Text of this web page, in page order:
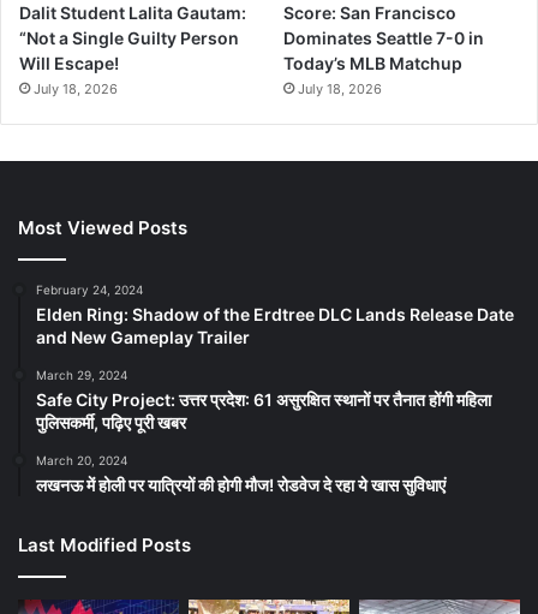
Dalit Student Lalita Gautam:
“Not a Single Guilty Person
Will Escape!
July 18, 2026
Score: San Francisco
Dominates Seattle 7-0 in
Today’s MLB Matchup
July 18, 2026
Most Viewed Posts
February 24, 2024
Elden Ring: Shadow of the Erdtree DLC Lands Release Date
and New Gameplay Trailer
March 29, 2024
Safe City Project: उत्तर प्रदेश: 61 असुरक्षित स्थानों पर तैनात होंगी महिला
पुलिसकर्मी, पढ़िए पूरी खबर
March 20, 2024
लखनऊ में होली पर यात्रियों की होगी मौज! रोडवेज दे रहा ये खास सुविधाएं
Last Modified Posts